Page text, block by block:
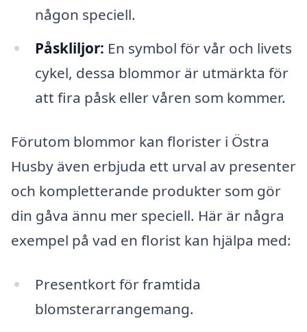
någon speciell.
Påskliljor: En symbol för vår och livets
cykel, dessa blommor är utmärkta för
att fira påsk eller våren som kommer.
Förutom blommor kan florister i Östra
Husby även erbjuda ett urval av presenter
och kompletterande produkter som gör
din gåva ännu mer speciell. Här är några
exempel på vad en florist kan hjälpa med:
Presentkort för framtida
blomsterarrangemang.